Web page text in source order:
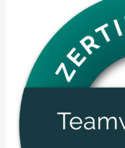
Informations
24.06.2026